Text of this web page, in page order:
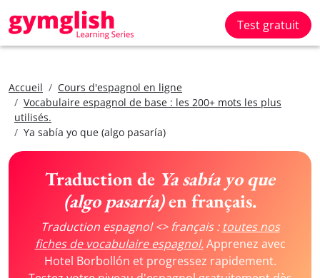
Test gratuit
Accueil
Cours d'espagnol en ligne
Vocabulaire espagnol de base : les 200+ mots les plus
utilisés.
Ya sabía yo que (algo pasaría)
Traduction de Ya sabía yo que
(algo pasaría)en français.
Traduction espagnol <> français : toutes nos
fiches de vocabulaire espagnol.Apprenez avec
Hotel Borbollón et progressez rapidement.